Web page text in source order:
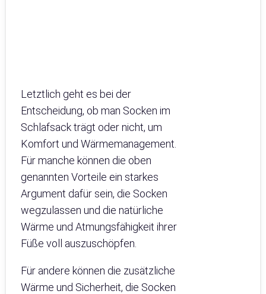
Letztlich geht es bei der
Entscheidung, ob man Socken im
Schlafsack trägt oder nicht, um
Komfort und Wärmemanagement.
Für manche können die oben
genannten Vorteile ein starkes
Argument dafür sein, die Socken
wegzulassen und die natürliche
Wärme und Atmungsfähigkeit ihrer
Füße voll auszuschöpfen.
Für andere können die zusätzliche
Wärme und Sicherheit, die Socken